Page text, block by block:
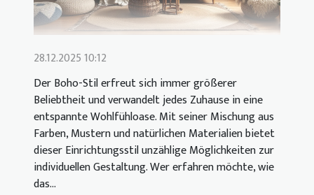
28.12.2025 10:12
Der Boho-Stil erfreut sich immer größerer
Beliebtheit und verwandelt jedes Zuhause in eine
entspannte Wohlfühloase. Mit seiner Mischung aus
Farben, Mustern und natürlichen Materialien bietet
dieser Einrichtungsstil unzählige Möglichkeiten zur
individuellen Gestaltung. Wer erfahren möchte, wie
das...